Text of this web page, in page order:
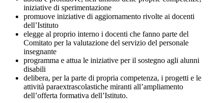
iniziative di sperimentazione
promuove iniziative di aggiornamento rivolte ai docenti
dell’Istituto
elegge al proprio interno i docenti che fanno parte del
Comitato per la valutazione del servizio del personale
insegnante
programma e attua le iniziative per il sostegno agli alunni
disabili
delibera, per la parte di propria competenza, i progetti e le
attività paraextrascolastiche miranti all’ampliamento
dell’offerta formativa dell’Istituto.